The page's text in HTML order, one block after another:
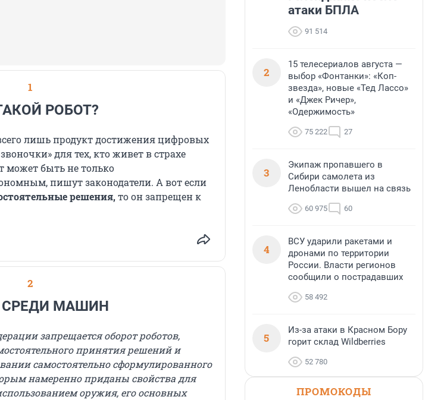
1
РОБОТ?
лишь продукт достижения цифровых
для тех, кто живет в страхе
может быть не только
пишут законодатели. А вот если
решения,то он запрещен к
2
СРЕДИ МАШИН
запрещается оборот роботов,
принятия решений и
самостоятельно сформулированного
намеренно приданы свойства для
оружия, его основных
атаки БПЛА
91 514
2
15 телесериалов августа —
выбор «Фонтанки»: «Коп-
звезда», новые «Тед Лассо»
и «Джек Ричер»,
«Одержимость»
75 222 27
3
Экипаж пропавшего в
Сибири самолета из
Ленобласти вышел на связь
60 975 60
4
ВСУ ударили ракетами и
дронами по территории
России. Власти регионов
сообщили о пострадавших
58 492
5
Из-за атаки в Красном Бору
горит склад Wildberries
52 780
ПРОМОКОДЫ